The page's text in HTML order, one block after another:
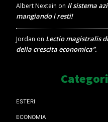
Albert Nextein on Il sistema
mangiando i resti!
Jordan on Lectio magistralis
della crescita economica”.
ESTERI
ECONOMIA